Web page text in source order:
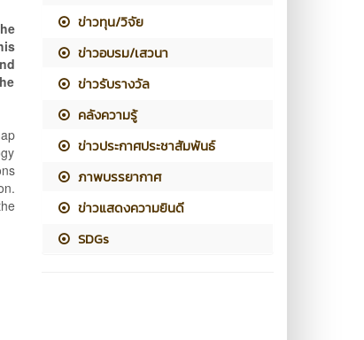
ข่าวทุน/วิจัย
ข่าวอบรม/เสวนา
ข่าวรับรางวัล
คลังความรู้
ข่าวประกาศประชาสัมพันธ์
ภาพบรรยากาศ
ข่าวแสดงความยินดี
SDGs